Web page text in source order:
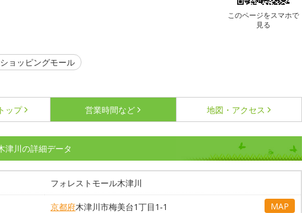
このページをスマホで
見る
ョッピングモール
トップ 営業時間など 地図・アクセス
津川の詳細データ
フォレストモール木津川
京都府木津川市梅美台1丁目1‐1 MAP